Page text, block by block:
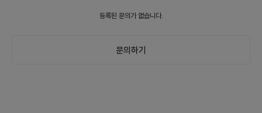
등록된 문의가 없습니다.
문의하기